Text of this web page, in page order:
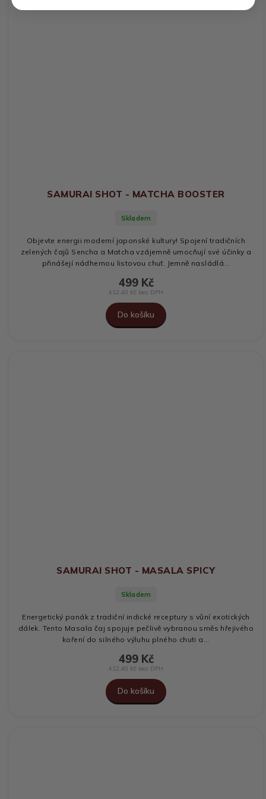
SAMURAI SHOT - MATCHA BOOSTER
Skladem
412,40 Kč bez DPH
499 Kč
Do košíku
Objevte energii moderní japonské kultury! Spojení tradičních
zelených čajů Sencha a Matcha vzájemně umocňují své účinky a
přinášejí nádhernou listovou chuť. Jemně nasládlá...
SAMURAI SHOT - MASALA SPICY
Skladem
412,40 Kč bez DPH
499 Kč
Do košíku
Energetický panák z tradiční indické receptury s vůní exotických
dálek. Tento Masala čaj spojuje pečlivě vybranou směs hřejivého
koření do silného výluhu plného chuti a...